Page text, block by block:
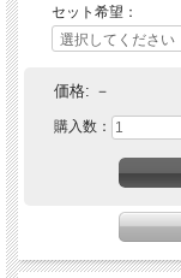
でお出ししたデザートの
2025年の「千夜誕」で作
こちらを「もしかしたら
ージデザートで、抹茶の
甘味としてオリジナルア
思いのほか参加ゲストの
した。その後店舗でも（
り、ついに今年のクリス
セット希望：
価格: －
購入数：